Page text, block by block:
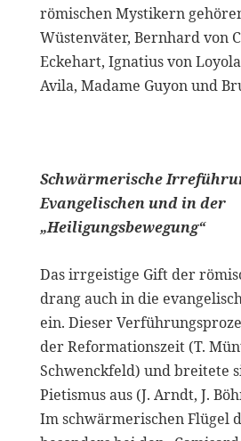
römischen Mystikern
Wüstenväter, Bernhard von
Eckehart, Ignatius von
Avila, Madame Guyon und
Schwärmerische
Evangelischen und in der
„Heiligungsbewegung“
Das irrgeistige Gift der
drang auch in die
ein. Dieser
der Reformationszeit (T.
Schwenckfeld) und breitete
Pietismus aus (J. Arndt, J.
Im schwärmerischen Flügel